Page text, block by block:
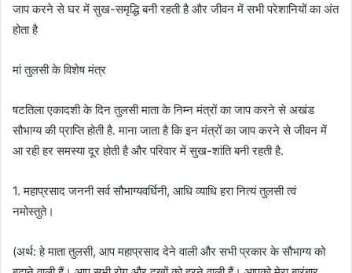
जाप करने से घर में सुख-समृद्धि बनी रहती है और जीवन में सभी परेशानियों का अंत
होता है
मां तुलसी के विशेष मंत्र
षटतिला एकादशी के दिन तुलसी माता के निम्न मंत्रों का जाप करने से अखंड
सौभाग्य की प्राप्ति होती है. माना जाता है कि इन मंत्रों का जाप करने से जीवन में
आ रही हर समस्या दूर होती है और परिवार में सुख-शांति बनी रहती है.
1. महाप्रसाद जननी सर्व सौभाग्यवर्धिनी, आधि व्याधि हरा नित्यं तुलसी त्वं
नमोस्तुते।
(अर्थ: हे माता तुलसी, आप महाप्रसाद देने वाली और सभी प्रकार के सौभाग्य को